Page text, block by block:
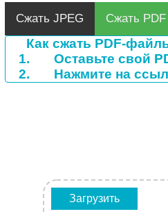
Сжать JPEG Сжать PDF
Как сжать PDF-
Оставьте свой
Нажмите на
Загрузить